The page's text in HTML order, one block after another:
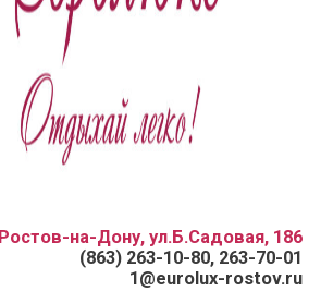
Ростов-на-Дону, ул.Б.Садовая, 186
(863) 263-10-80, 263-70-01
1@eurolux-rostov.ru